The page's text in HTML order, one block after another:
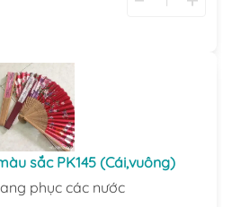
sắc PK145 (Cái,vuông)
phục các nước